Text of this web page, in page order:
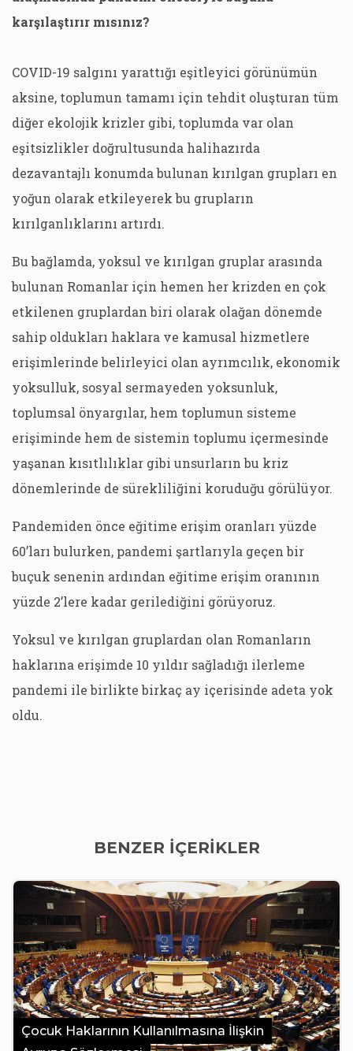
karşılaştırır mısınız?
COVID-19 salgını yarattığı eşitleyici görünümün
aksine, toplumun tamamı için tehdit oluşturan tüm
diğer ekolojik krizler gibi, toplumda var olan
eşitsizlikler doğrultusunda halihazırda
dezavantajlı konumda bulunan kırılgan grupları en
yoğun olarak etkileyerek bu grupların
kırılganlıklarını artırdı.
Bu bağlamda, yoksul ve kırılgan gruplar arasında
bulunan Romanlar için hemen her krizden en çok
etkilenen gruplardan biri olarak olağan dönemde
sahip oldukları haklara ve kamusal hizmetlere
erişimlerinde belirleyici olan ayrımcılık, ekonomik
yoksulluk, sosyal sermayeden yoksunluk,
toplumsal önyargılar, hem toplumun sisteme
erişiminde hem de sistemin toplumu içermesinde
yaşanan kısıtlılıklar gibi unsurların bu kriz
dönemlerinde de sürekliliğini koruduğu görülüyor.
Pandemiden önce eğitime erişim oranları yüzde
60’ları bulurken, pandemi şartlarıyla geçen bir
buçuk senenin ardından eğitime erişim oranının
yüzde 2’lere kadar gerilediğini görüyoruz.
Yoksul ve kırılgan gruplardan olan Romanların
haklarına erişimde 10 yıldır sağladığı ilerleme
pandemi ile birlikte birkaç ay içerisinde adeta yok
oldu.
BENZER İÇERİKLER
Çocuk Haklarının Kullanılmasına İlişkin